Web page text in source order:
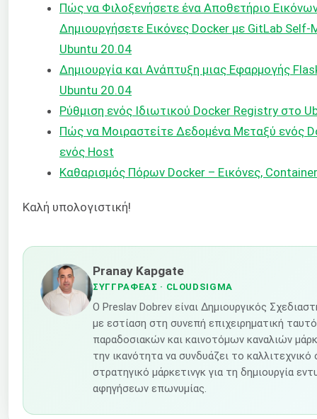
Πώς να Φιλοξενήσετε ένα Αποθετήριο
Δημιουργήσετε Εικόνες Docker με GitLab
Ubuntu 20.04
Δημιουργία και Ανάπτυξη μιας Εφαρμογής
Ubuntu 20.04
Ρύθμιση ενός Ιδιωτικού Docker Registry στο
Πώς να Μοιραστείτε Δεδομένα Μεταξύ ενός
ενός Host
Καθαρισμός Πόρων Docker – Εικόνες,
Καλή υπολογιστική!
Pranay Kapgate
ΣΥΓΓΡΑΦΈΑΣ · CLOUDSIGMA
Ο Preslav Dobrev είναι Δημιουργικός
με εστίαση στη συνεπή επιχειρηματική
παραδοσιακών και καινοτόμων καναλιών
την ικανότητα να συνδυάζει το
στρατηγικό μάρκετινγκ για τη δημιουργία
αφηγήσεων επωνυμίας.